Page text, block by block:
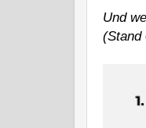
Und
(Stand